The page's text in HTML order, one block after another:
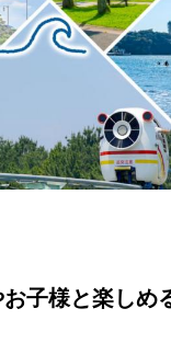
子様と楽しめ